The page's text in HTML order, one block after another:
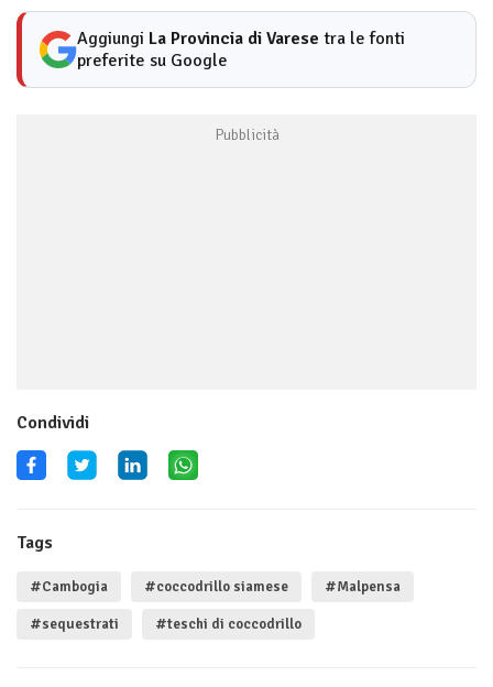
Aggiungi La Provincia di Varese tra le fonti
preferite su Google
Condividi
Tags
#Cambogia #coccodrillo siamese #Malpensa
#sequestrati #teschi di coccodrillo